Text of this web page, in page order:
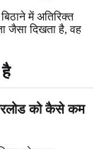
में अतिरिक्त
जैसा दिखता है, वह
को कैसे कम